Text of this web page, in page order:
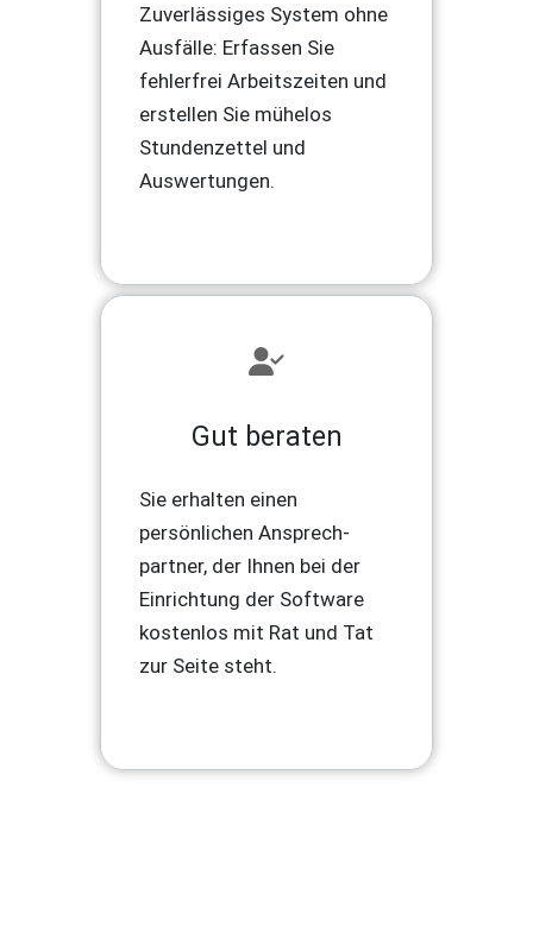
Zuverlässiges System ohne
Ausfälle: Erfassen Sie
fehlerfrei Arbeitszeiten und
erstellen Sie mühelos
Stundenzettel und
Auswertungen.
Gut beraten
Sie erhalten einen
persönlichen Ansprech-
partner, der Ihnen bei der
Einrichtung der Software
kostenlos mit Rat und Tat
zur Seite steht.